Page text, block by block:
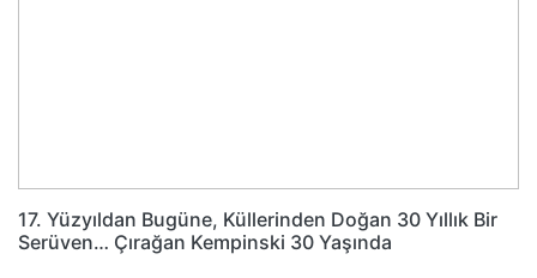
17. Yüzyıldan Bugüne, Küllerinden Doğan 30 Yıllık Bir
Serüven… Çırağan Kempinski 30 Yaşında